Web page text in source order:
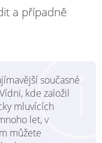
a případně
současné
kde založil
mluvících
let, v
můžete